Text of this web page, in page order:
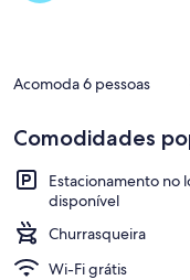
Acomoda 6 pessoas
Comodidades
Estacionamento no
disponível
Churrasqueira
Wi-Fi grátis